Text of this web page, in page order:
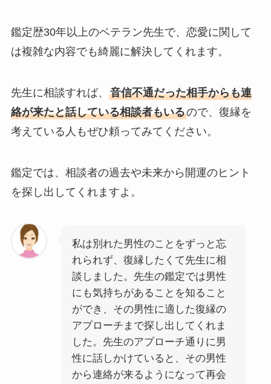
鑑定歴30年以上のベテラン先生で、恋愛に関して
は複雑な内容でも綺麗に解決してくれます。
先生に相談すれば、 音信不通だった相手からも連
絡が来たと話している相談者もいるので、復縁を
考えている人もぜひ頼ってみてください。
鑑定では、相談者の過去や未来から開運のヒント
を探し出してくれますよ。
私は別れた男性のことをずっと忘
れられず、復縁したくて先生に相
談しました。先生の鑑定では男性
にも気持ちがあることを知ること
ができ、その男性に適した復縁の
アプローチまで探し出してくれま
した。先生のアプローチ通りに男
性に話しかけていると、その男性
から連絡が来るようになって再会